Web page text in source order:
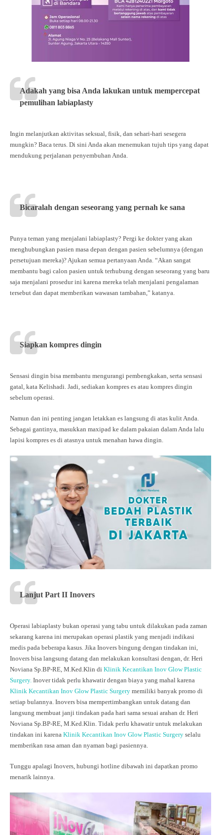
Adakah yang bisa Anda lakukan untuk mempercepat
pemulihan labiaplasty
Ingin melanjutkan aktivitas seksual, fisik, dan sehari-hari sesegera
mungkin? Baca terus. Di sini Anda akan menemukan tujuh tips yang dapat
mendukung perjalanan penyembuhan Anda.
Bicaralah dengan seseorang yang pernah ke sana
Punya teman yang menjalani labiaplasty? Pergi ke dokter yang akan
menghubungkan pasien masa depan dengan pasien sebelumnya (dengan
persetujuan mereka)? Ajukan semua pertanyaan Anda. “Akan sangat
membantu bagi calon pasien untuk terhubung dengan seseorang yang baru
saja menjalani prosedur ini karena mereka telah menjalani pengalaman
tersebut dan dapat memberikan wawasan tambahan,” katanya.
Siapkan kompres dingin
Sensasi dingin bisa membantu mengurangi pembengkakan, serta sensasi
gatal, kata Kelishadi. Jadi, sediakan kompres es atau kompres dingin
sebelum operasi.
Namun dan ini penting jangan letakkan es langsung di atas kulit Anda.
Sebagai gantinya, masukkan maxipad ke dalam pakaian dalam Anda lalu
lapisi kompres es di atasnya untuk menahan hawa dingin.
Lanjut Part II Inovers
Operasi labiaplasty bukan operasi yang tabu untuk dilakukan pada zaman
sekarang karena ini merupakan operasi plastik yang menjadi indikasi
medis pada beberapa kasus. Jika Inovers bingung dengan tindakan ini,
Inovers bisa langsung datang dan melakukan konsultasi dengan, dr. Heri
Noviana Sp.BP-RE, M.Ked.Klin di Klinik Kecantikan Inov Glow Plastic
Surgery. Inover tidak perlu khawatir dengan biaya yang mahal karena
Klinik Kecantikan Inov Glow Plastic Surgery memiliki banyak promo di
setiap bulannya. Inovers bisa mempertimbangkan untuk datang dan
langsung membuat janji tindakan pada hari sama sesuai arahan dr. Heri
Noviana Sp.BP-RE, M.Ked.Klin. Tidak perlu khawatir untuk melakukan
tindakan ini karena Klinik Kecantikan Inov Glow Plastic Surgery selalu
memberikan rasa aman dan nyaman bagi pasiennya.
Tunggu apalagi Inovers, hubungi hotline dibawah ini dapatkan promo
menarik lainnya.